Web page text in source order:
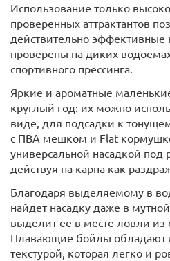
Использование только
проверенных аттрактантов
действительно
проверены на диких
спортивного прессинга.
Яркие и ароматные
круглый год: их можно
виде, для подсадки к
с ПВА мешком и Flat
универсальной насадкой под
действуя на карпа как
Благодаря выделяемому в
найдет насадку даже в
выделит ее в месте ловли из
Плавающие бойлы обладают
текстурой, которая легко и